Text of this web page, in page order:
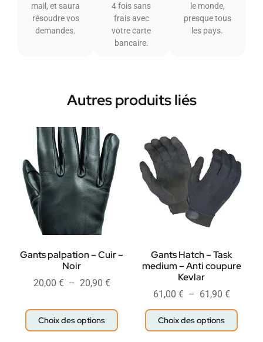
mail, et saura
résoudre vos
demandes.
4 fois sans
frais avec
votre carte
bancaire.
le monde,
presque tous
les pays.
Autres produits liés
Gants palpation – Cuir –
Noir
20,00 € – 20,90 €
Choix des options
Gants Hatch – Task
medium – Anti coupure
Kevlar
61,00 € – 61,90 €
Choix des options